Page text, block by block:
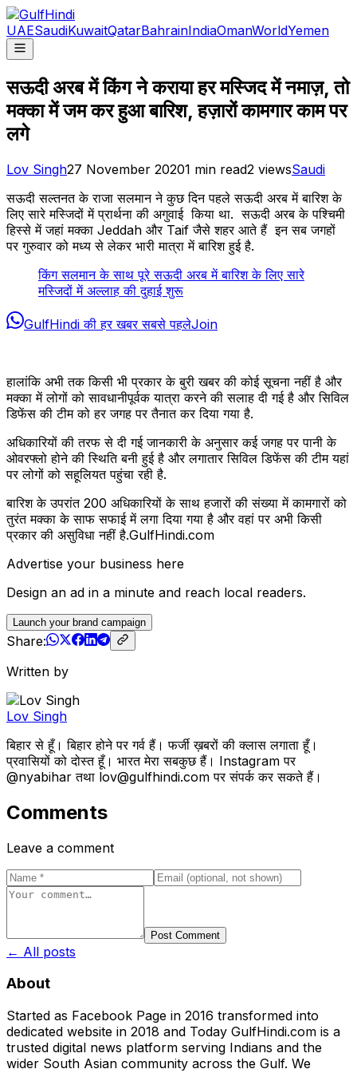
UAESaudiKuwaitQatarBahrainIndiaOmanWorldYemen
सऊदी अरब में किंग ने कराया हर मस्जिद में नमाज़, तो
मक्का में जम कर हुआ बारिश, हज़ारों कामगार काम पर
लगे
Lov Singh27 November 20201 min read2 viewsSaudi
सऊदी सल्तनत के राजा सलमान ने कुछ दिन पहले सऊदी अरब में बारिश के
लिए सारे मस्जिदों में प्रार्थना की अगुवाई किया था. सऊदी अरब के पश्चिमी
हिस्से में जहां मक्का Jeddah और Taif जैसे शहर आते हैं इन सब जगहों
पर गुरुवार को मध्य से लेकर भारी मात्रा में बारिश हुई है.
किंग सलमान के साथ पूरे सऊदी अरब में बारिश के लिए सारे
मस्जिदों में अल्लाह की दुहाई शुरू
GulfHindi की हर खबर सबसे पहलेJoin
हालांकि अभी तक किसी भी प्रकार के बुरी खबर की कोई सूचना नहीं है और
मक्का में लोगों को सावधानीपूर्वक यात्रा करने की सलाह दी गई है और सिविल
डिफेंस की टीम को हर जगह पर तैनात कर दिया गया है.
अधिकारियों की तरफ से दी गई जानकारी के अनुसार कई जगह पर पानी के
ओवरफ्लो होने की स्थिति बनी हुई है और लगातार सिविल डिफेंस की टीम यहां
पर लोगों को सहूलियत पहुंचा रही है.
बारिश के उपरांत 200 अधिकारियों के साथ हजारों की संख्या में कामगारों को
तुरंत मक्का के साफ सफाई में लगा दिया गया है और वहां पर अभी किसी
प्रकार की असुविधा नहीं है.GulfHindi.com
Advertise your business here
Design an ad in a minute and reach local readers.
Launch your brand campaign
Share:
Written by
Lov Singh
बिहार से हूँ। बिहार होने पर गर्व हैं। फर्जी ख़बरों की क्लास लगाता हूँ।
प्रवासियों को दोस्त हूँ। भारत मेरा सबकुछ हैं। Instagram पर
@nyabihar तथा lov@gulfhindi.com पर संपर्क कर सकते हैं।
Comments
Leave a comment
Post Comment
← All posts
About
Started as Facebook Page in 2016 transformed into
dedicated website in 2018 and Today GulfHindi.com is a
trusted digital news platform serving Indians and the
wider South Asian community across the Gulf. We